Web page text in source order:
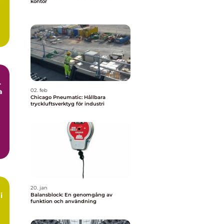
02. feb
Chicago Pneumatic: Hållbara
tryckluftsverktyg för industri
20. jan
Balansblock: En genomgång av
funktion och användning